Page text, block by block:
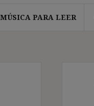
MÚSICA PARA LEER